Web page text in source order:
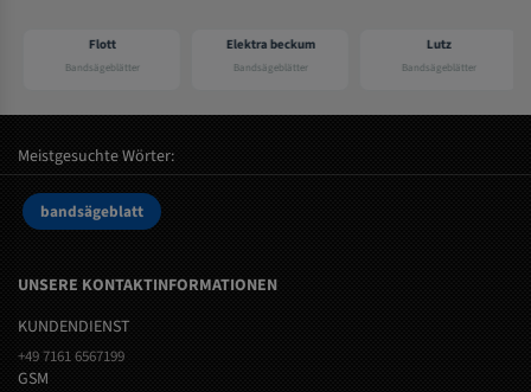
Flott
Bandsägeblätter
Elektra beckum
Bandsägeblätter
Lutz
Bandsägeblätter
Meistgesuchte Wörter:
bandsägeblatt
UNSERE KONTAKTINFORMATIONEN
KUNDENDIENST
+49 7161 6567199
GSM